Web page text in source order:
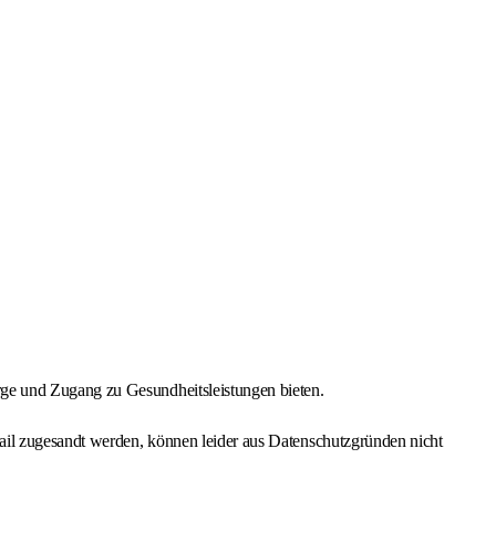
und Zugang zu Gesundheitsleistungen bieten.
zugesandt werden, können leider aus Datenschutzgründen nicht